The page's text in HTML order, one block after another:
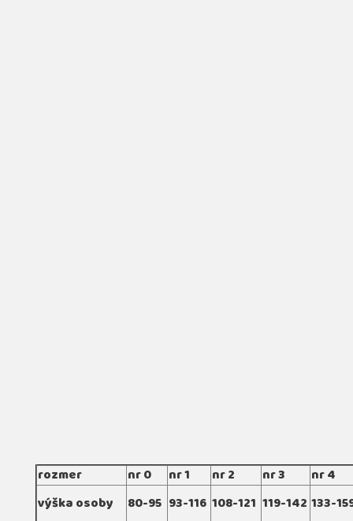
rozmer nr 0 nr 1 nr 2 nr 3
nr 4
výška osoby
80-95 93-116 108-121 119-142 133-